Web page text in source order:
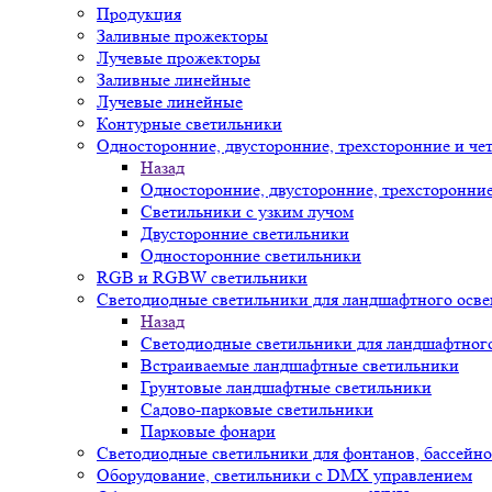
Продукция
Заливные прожекторы
Лучевые прожекторы
Заливные линейные
Лучевые линейные
Контурные светильники
Односторонние, двусторонние, трехсторонние и
Назад
Односторонние, двусторонние,
Светильники с узким лучом
Двусторонние светильники
Односторонние светильники
RGB и RGBW светильники
Светодиодные светильники для ландшафтного
Назад
Светодиодные светильники для
Встраиваемые ландшафтные светильники
Грунтовые ландшафтные светильники
Садово-парковые светильники
Парковые фонари
Светодиодные светильники для фонтанов,
Оборудование, светильники с DMX управлением